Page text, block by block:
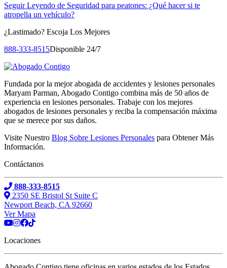
Seguir Leyendo de Seguridad para peatones: ¿Qué hacer si te
atropella un vehículo?
¿Lastimado? Escoja Los Mejores
888-333-8515Disponible 24/7
Fundada por la mejor abogada de accidentes y lesiones personales
Maryam Parman, Abogado Contigo combina más de 50 años de
experiencia en lesiones personales. Trabaje con los mejores
abogados de lesiones personales y reciba la compensación máxima
que se merece por sus daños.
Visite Nuestro Blog Sobre Lesiones Personales para Obtener Más
Información.
Contáctanos
888-333-8515
2350 SE Bristol St Suite C
Newport Beach, CA 92660
Ver Mapa
Locaciones